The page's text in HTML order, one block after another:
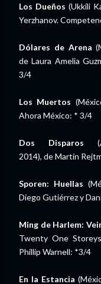
Los Dueños (Ukkili
Yerzhanov.
Dólares de Arena
de Laura Amelia
3/4
Los Muertos
Ahora México: * 3/4
Dos Disparos
2014), de Martín
Sporen: Huellas
Diego Gutiérrez y
Ming de Harlem:
Twenty One
Phillip Warnell: *3/4
En la Estancia